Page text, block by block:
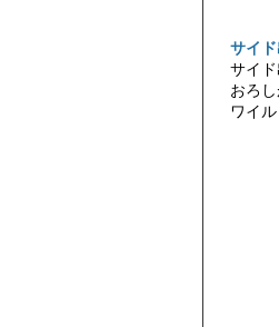
サイ
サイ
おろし
ワイ